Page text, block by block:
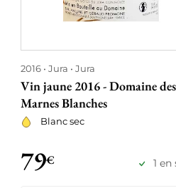
2016 Jura Jura
Vin jaune 2016 - Domaine des
Marnes Blanches
Blanc sec
79€ 1